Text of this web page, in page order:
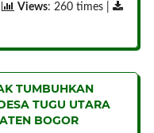
Views: 260 times |
TUMBUHKAN
TUGU UTARA
BOGOR